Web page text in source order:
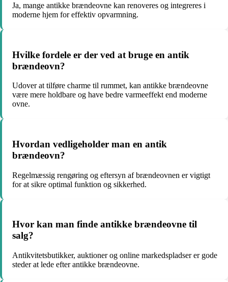
Ja, mange antikke brændeovne kan renoveres og integreres i
moderne hjem for effektiv opvarmning.
Hvilke fordele er der ved at bruge en antik
brændeovn?
Udover at tilføre charme til rummet, kan antikke brændeovne
være mere holdbare og have bedre varmeeffekt end moderne
ovne.
Hvordan vedligeholder man en antik
brændeovn?
Regelmæssig rengøring og eftersyn af brændeovnen er vigtigt
for at sikre optimal funktion og sikkerhed.
Hvor kan man finde antikke brændeovne til
salg?
Antikvitetsbutikker, auktioner og online markedspladser er gode
steder at lede efter antikke brændeovne.